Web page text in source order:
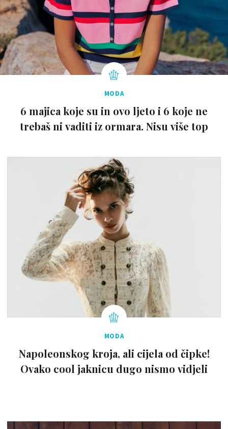
MODA
6 majica koje su in ovo ljeto i 6 koje ne
trebaš ni vaditi iz ormara. Nisu više top
MODA
Napoleonskog kroja, ali cijela od čipke!
Ovako cool jaknicu dugo nismo vidjeli